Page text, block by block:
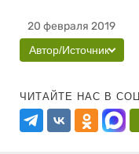
20 февраля 2019
Автор/Источник
ЧИТАЙТЕ НАС В